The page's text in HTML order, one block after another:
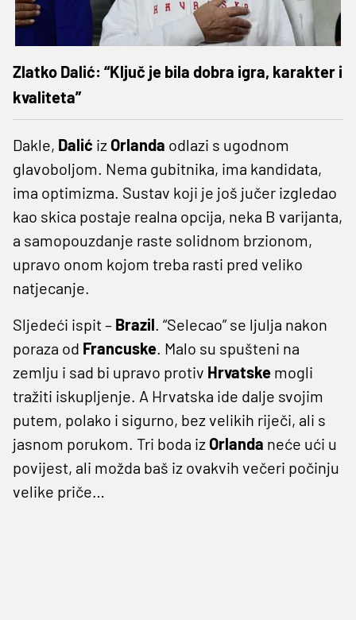
Zlatko Dalić: “Ključ je bila dobra igra, karakter i
kvaliteta”
Dakle, Dalić iz Orlanda odlazi s ugodnom
glavoboljom. Nema gubitnika, ima kandidata,
ima optimizma. Sustav koji je još jučer izgledao
kao skica postaje realna opcija, neka B varijanta,
a samopouzdanje raste solidnom brzionom,
upravo onom kojom treba rasti pred veliko
natjecanje.
Sljedeći ispit – Brazil. “Selecao” se ljulja nakon
poraza od Francuske. Malo su spušteni na
zemlju i sad bi upravo protiv Hrvatske mogli
tražiti iskupljenje. A Hrvatska ide dalje svojim
putem, polako i sigurno, bez velikih riječi, ali s
jasnom porukom. Tri boda iz Orlanda neće ući u
povijest, ali možda baš iz ovakvih večeri počinju
velike priče…